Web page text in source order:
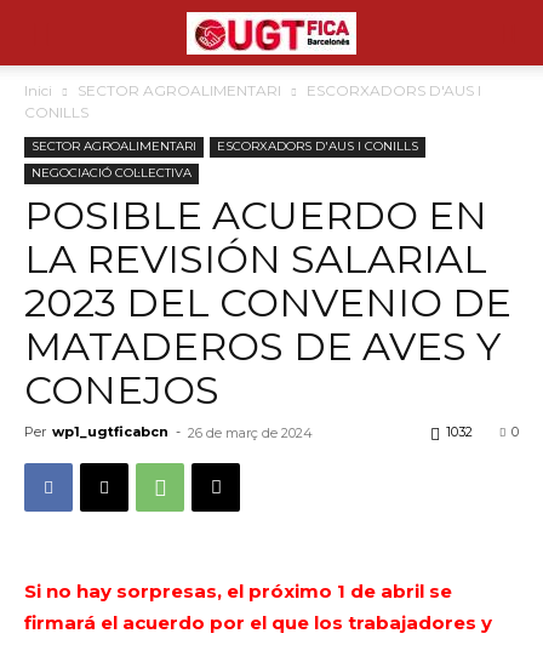
Inici SECTOR AGROALIMENTARI
ESCORXADORS D'AUS I
CONILLS
SECTOR AGROALIMENTARI
ESCORXADORS D'AUS I CONILLS
NEGOCIACIÓ COL·LECTIVA
POSIBLE ACUERDO EN
LA REVISIÓN SALARIAL
2023 DEL CONVENIO DE
MATADEROS DE AVES Y
CONEJOS
Per wp1_ugtficabcn - 26 de març de 2024 0
1032
Si no hay sorpresas, el próximo 1 de abril se
firmará el acuerdo por el que los trabajadores y